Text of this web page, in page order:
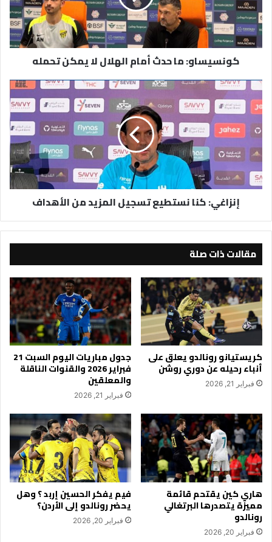
يمكن
تحمله
كونسيساو: ما حدث أمام الهلال لا يمكن تحمله
إنزاغي:
كنا
نستطيع
تسجيل
المزيد
من
الأهداف
إنزاغي: كنا نستطيع تسجيل المزيد من الأهداف
مقالات ذات صلة
كريستيانو رونالدو يعلق على
أنباء رحيله عن دوري روشن
فبراير 21, 2026
جدول مباريات اليوم السبت 21
فبراير 2026 والقنوات الناقلة
والمعلقين
فبراير 21, 2026
هاري كين يقتحم قائمة
مميزة يتصدرها البرتغالي
رونالدو
فبراير 20, 2026
فيم يفكر الحسين إربد ؟ وهل
يحضر رونالدو إلى الأردن؟
فبراير 20, 2026